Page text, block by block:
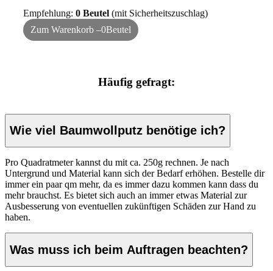
Empfehlung: 0 Beutel (mit Sicherheitszuschlag)
Zum Warenkorb –0Beutel
Häufig gefragt:
Wie viel Baumwollputz benötige ich?
Pro Quadratmeter kannst du mit ca. 250g rechnen. Je nach
Untergrund und Material kann sich der Bedarf erhöhen. Bestelle dir
immer ein paar qm mehr, da es immer dazu kommen kann dass du
mehr brauchst. Es bietet sich auch an immer etwas Material zur
Ausbesserung von eventuellen zukünftigen Schäden zur Hand zu
haben.
Was muss ich beim Auftragen beachten?